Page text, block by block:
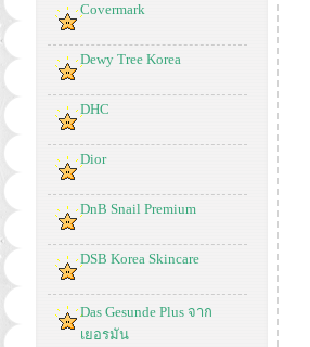
Covermark
Dewy Tree Korea
DHC
Dior
DnB Snail Premium
DSB Korea Skincare
Das Gesunde Plus จาก
เยอรมัน